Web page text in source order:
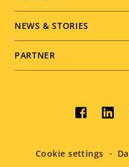
NEWS & STORIES
PARTNER
Social
menu
Cookie settings